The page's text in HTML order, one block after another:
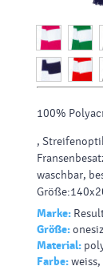
100%
,
waschbar,
Marke:
Größe:
Material:
Farbe: